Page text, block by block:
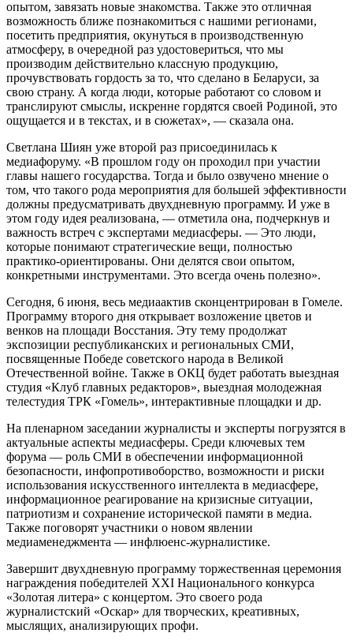
опытом, завязать новые знакомства. Также это отличная
возможность ближе познакомиться с нашими регионами,
посетить предприятия, окунуться в производственную
атмосферу, в очередной раз удостовериться, что мы
производим действительно классную продукцию,
прочувствовать гордость за то, что сделано в Беларуси, за
свою страну. А когда люди, которые работают со словом и
транслируют смыслы, искренне гордятся своей Родиной, это
ощущается и в текстах, и в сюжетах», — сказала она.
Светлана Шиян уже второй раз присоединилась к
медиафоруму. «В прошлом году он проходил при участии
главы нашего государства. Тогда и было озвучено мнение о
том, что такого рода мероприятия для большей эффективности
должны предусматривать двухдневную программу. И уже в
этом году идея реализована, — отметила она, подчеркнув и
важность встреч с экспертами медиасферы. — Это люди,
которые понимают стратегические вещи, полностью
практико-ориентированы. Они делятся свои опытом,
конкретными инструментами. Это всегда очень полезно».
Сегодня, 6 июня, весь медиаактив сконцентрирован в Гомеле.
Программу второго дня открывает возложение цветов и
венков на площади Восстания. Эту тему продолжат
экспозиции республиканских и региональных СМИ,
посвященные Победе советского народа в Великой
Отечественной войне. Также в ОКЦ будет работать выездная
студия «Клуб главных редакторов», выездная молодежная
телестудия ТРК «Гомель», интерактивные площадки и др.
На пленарном заседании журналисты и эксперты погрузятся в
актуальные аспекты медиасферы. Среди ключевых тем
форума — роль СМИ в обеспечении информационной
безопасности, инфопротивоборство, возможности и риски
использования искусственного интеллекта в медиасфере,
информационное реагирование на кризисные ситуации,
патриотизм и сохранение исторической памяти в медиа.
Также поговорят участники о новом явлении
медиаменеджмента — инфлюенс-журналистике.
Завершит двухдневную программу торжественная церемония
награждения победителей XXI Национального конкурса
«Золотая литера» с концертом. Это своего рода
журналистский «Оскар» для творческих, креативных,
мыслящих, анализирующих профи.